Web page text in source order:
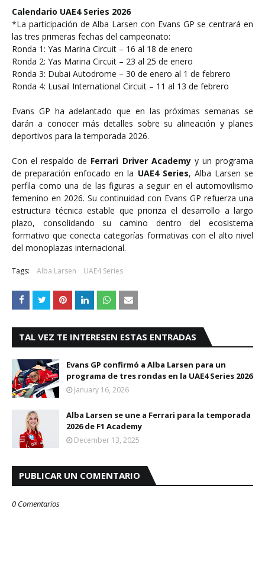
Calendario UAE4 Series 2026
*La participación de Alba Larsen con Evans GP se centrará en
las tres primeras fechas del campeonato:
Ronda 1: Yas Marina Circuit – 16 al 18 de enero
Ronda 2: Yas Marina Circuit – 23 al 25 de enero
Ronda 3: Dubai Autodrome – 30 de enero al 1 de febrero
Ronda 4: Lusail International Circuit – 11 al 13 de febrero
Evans GP ha adelantado que en las próximas semanas se
darán a conocer más detalles sobre su alineación y planes
deportivos para la temporada 2026.
Con el respaldo de Ferrari Driver Academy y un programa
de preparación enfocado en la UAE4 Series, Alba Larsen se
perfila como una de las figuras a seguir en el automovilismo
femenino en 2026. Su continuidad con Evans GP refuerza una
estructura técnica estable que prioriza el desarrollo a largo
plazo, consolidando su camino dentro del ecosistema
formativo que conecta categorías formativas con el alto nivel
del monoplazas internacional.
Tags: Alba Larsen UAE4 Series
TAL VEZ TE INTERESEN ESTAS ENTRADAS
Evans GP confirmó a Alba Larsen para un
programa de tres rondas en la UAE4 Series 2026
January 16, 2026
Alba Larsen se une a Ferrari para la temporada
2026 de F1 Academy
December 13, 2025
PUBLICAR UN COMENTARIO
0 Comentarios